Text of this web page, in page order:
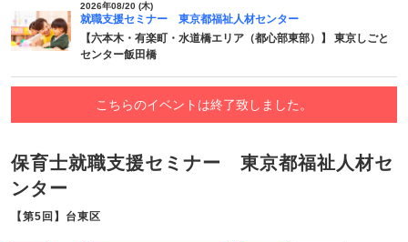
2026年08/20 (木)
就職支援セミナー 東京都福祉人材センター
【六本木・有楽町・水道橋エリア（都心部東部）】 東京しごと
センター飯田橋
こちらのイベントは終了致しました。
保育士就職支援セミナー 東京都福祉人材セ
ンター
【第5回】台東区